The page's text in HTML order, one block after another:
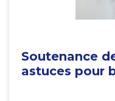
Soutenance
astuces pour